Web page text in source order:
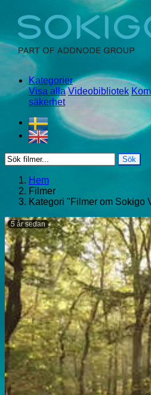
Kategorier
Visa alla Videobibliotek
säkerhet
Sök
Hem
Filmer
Kategori "Filmer om Sokigo
5 år sedan